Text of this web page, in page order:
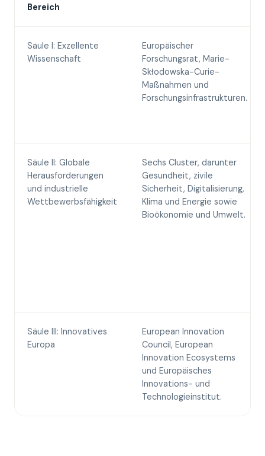
Bereich
Säule I: Exzellente
Wissenschaft
Europäischer
Forschungsrat, Marie-
Skłodowska-Curie-
Maßnahmen und
Forschungsinfrastrukturen.
Säule II: Globale
Herausforderungen
und industrielle
Wettbewerbsfähigkeit
Sechs Cluster, darunter
Gesundheit, zivile
Sicherheit, Digitalisierung,
Klima und Energie sowie
Bioökonomie und Umwelt.
Säule III: Innovatives
Europa
European Innovation
Council, European
Innovation Ecosystems
und Europäisches
Innovations- und
Technologieinstitut.